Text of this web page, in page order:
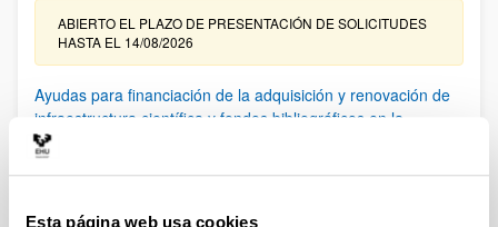
Esta página web usa cookies
ABIERTO EL PLAZO DE PRESENTACIÓN DE SOLICITUDES
HASTA EL 14/08/2026
Ayudas para financiación de la adquisición y renovación de
infraestructura científica y fondos bibliográficos en la
UPV/EHU 2026
solicitudes admitidas y excluidas. 23/03/2026: Relación